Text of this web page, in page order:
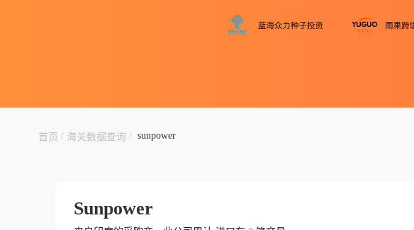
首页 / 海关数据查询 / sunpower
Sunpower